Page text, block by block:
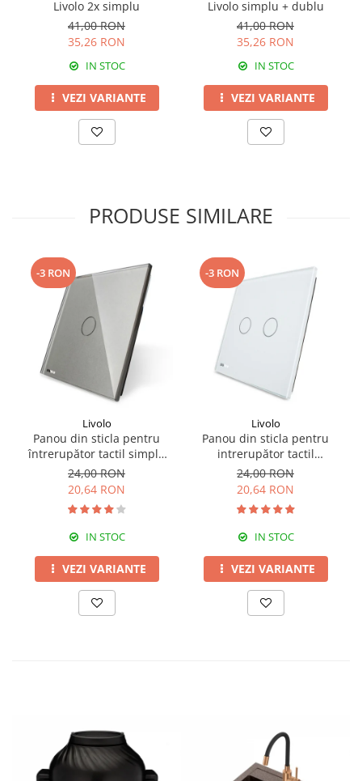
Livolo 2x simplu
41,00 RON
35,26 RON
IN STOC
VEZI VARIANTE
Livolo simplu + dublu
41,00 RON
35,26 RON
IN STOC
VEZI VARIANTE
PRODUSE SIMILARE
-3 RON
Livolo
Panou din sticla pentru
întrerupător tactil simplu
Livolo
24,00 RON
20,64 RON
IN STOC
VEZI VARIANTE
-3 RON
Livolo
Panou din sticla pentru
intrerupător tactil
dublu,Livolo
24,00 RON
20,64 RON
IN STOC
VEZI VARIANTE